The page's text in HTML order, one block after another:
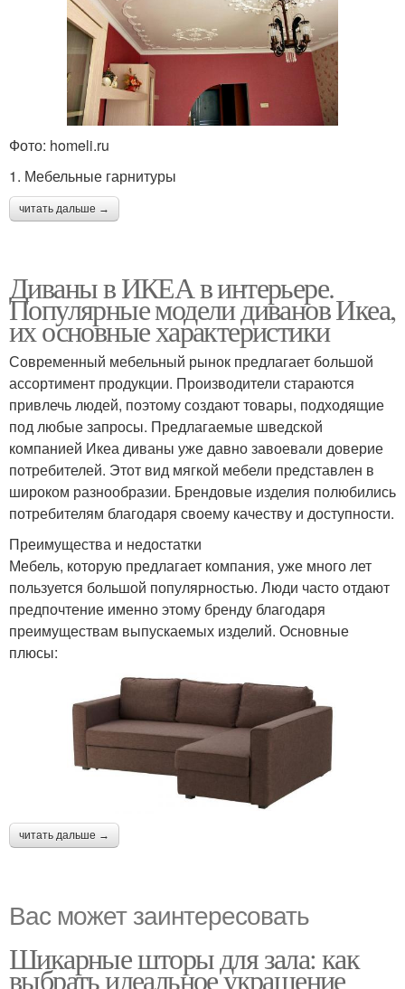
Фото: homeli.ru
1. Мебельные гарнитуры
читать дальше →
Диваны в ИКЕА в интерьере.
Популярные модели диванов Икеа,
их основные характеристики
Современный мебельный рынок предлагает большой
ассортимент продукции. Производители стараются
привлечь людей, поэтому создают товары, подходящие
под любые запросы. Предлагаемые шведской
компанией Икеа диваны уже давно завоевали доверие
потребителей. Этот вид мягкой мебели представлен в
широком разнообразии. Брендовые изделия полюбились
потребителям благодаря своему качеству и доступности.
Преимущества и недостатки
Мебель, которую предлагает компания, уже много лет
пользуется большой популярностью. Люди часто отдают
предпочтение именно этому бренду благодаря
преимуществам выпускаемых изделий. Основные
плюсы:
читать дальше →
Вас может заинтересовать
Шикарные шторы для зала: как
выбрать идеальное украшение